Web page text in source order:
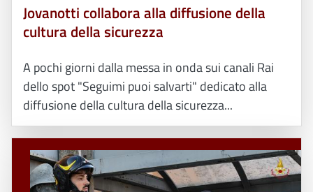
Jovanotti collabora alla diffusione della
cultura della sicurezza
A pochi giorni dalla messa in onda sui canali Rai
dello spot "Seguimi puoi salvarti" dedicato alla
diffusione della cultura della sicurezza...